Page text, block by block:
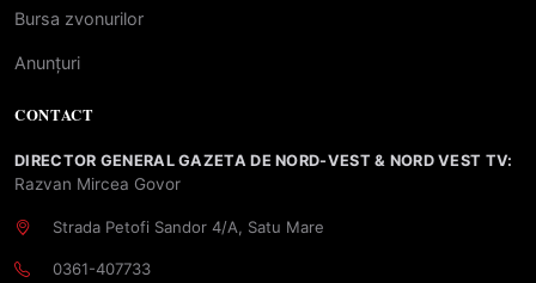
Bursa zvonurilor
Anunțuri
CONTACT
DIRECTOR GENERAL GAZETA DE NORD-VEST & NORD VEST TV:
Razvan Mircea Govor
Strada Petofi Sandor 4/A, Satu Mare
0361-407733